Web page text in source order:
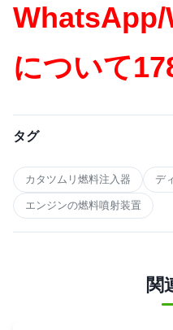
WhatsApp/
について
タグ
カタツムリ燃料注入器 デ
エンジンの燃料噴射装置
関